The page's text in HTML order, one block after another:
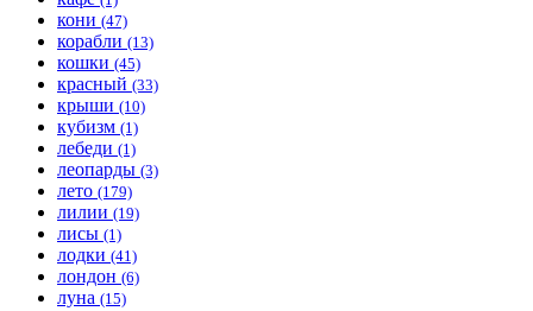
кони (47)
корабли (13)
кошки (45)
красный (33)
крыши (10)
кубизм (1)
лебеди (1)
леопарды (3)
лето (179)
лилии (19)
лисы (1)
лодки (41)
лондон (6)
луна (15)